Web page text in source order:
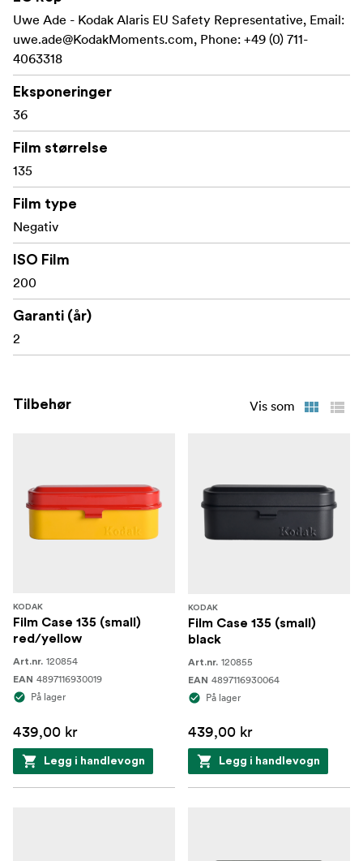
Uwe Ade - Kodak Alaris EU Safety Representative, Email:
uwe.ade@KodakMoments.com, Phone: +49 (0) 711-
4063318
Eksponeringer
36
Film størrelse
135
Film type
Negativ
ISO Film
200
Garanti (år)
2
Tilbehør Vis som
KODAK
Film Case 135 (small)
red/yellow
Art.nr. 120854
EAN 4897116930019
På lager
439,00 kr
Legg i handlevogn
KODAK
Film Case 135 (small)
black
Art.nr. 120855
EAN 4897116930064
På lager
439,00 kr
Legg i handlevogn